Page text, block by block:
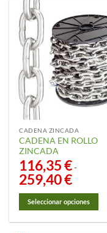
CADENA ZINCADA
CADENA EN ROLLO
ZINCADA
116,35€-
259,40€Rango
de
precios:
desde
116,35 €
259,40 €
Seleccionar opciones